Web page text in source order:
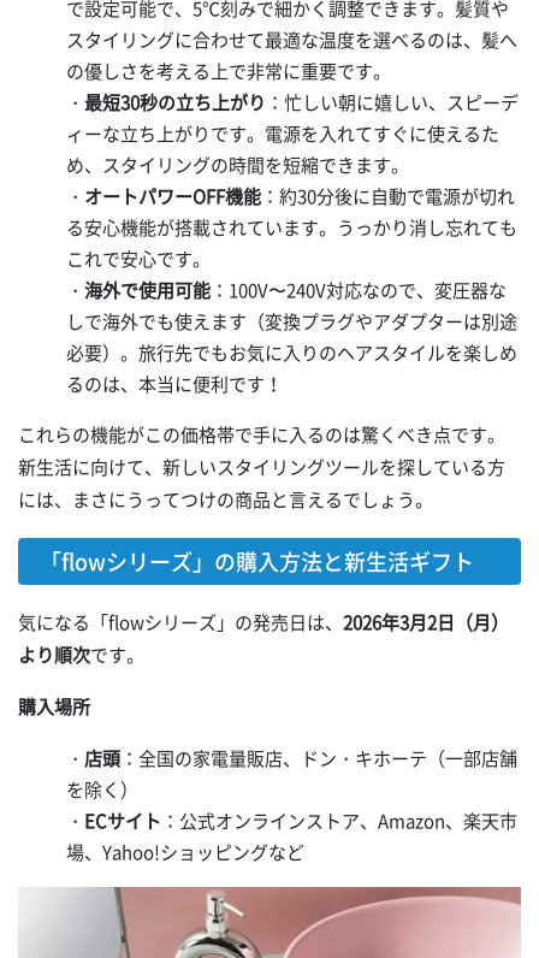
で設定可能で、5℃刻みで細かく調整できます。髪質や
スタイリングに合わせて最適な温度を選べるのは、髪へ
の優しさを考える上で非常に重要です。
・ 最短30秒の立ち上がり ：忙しい朝に嬉しい、スピーデ
ィーな立ち上がりです。電源を入れてすぐに使えるた
め、スタイリングの時間を短縮できます。
・ オートパワーOFF機能 ：約30分後に自動で電源が切れ
る安心機能が搭載されています。うっかり消し忘れても
これで安心です。
・ 海外で使用可能 ：100V〜240V対応なので、変圧器な
しで海外でも使えます（変換プラグやアダプターは別途
必要）。旅行先でもお気に入りのヘアスタイルを楽しめ
るのは、本当に便利です！
これらの機能がこの価格帯で手に入るのは驚くべき点です。
新生活に向けて、新しいスタイリングツールを探している方
には、まさにうってつけの商品と言えるでしょう。
「flowシリーズ」の購入方法と新生活ギフト
気になる「flowシリーズ」の発売日は、 2026年3月2日（月）
より順次です。
購入場所
・ 店頭 ：全国の家電量販店、ドン・キホーテ（一部店舗
を除く）
・ ECサイト ：公式オンラインストア、Amazon、楽天市
場、Yahoo!ショッピングなど